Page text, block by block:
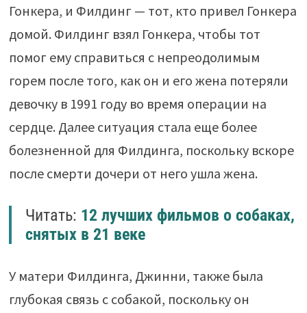
Гонкера, и Филдинг — тот, кто привел Гонкера
домой. Филдинг взял Гонкера, чтобы тот
помог ему справиться с непреодолимым
горем после того, как он и его жена потеряли
девочку в 1991 году во время операции на
сердце. Далее ситуация стала еще более
болезненной для Филдинга, поскольку вскоре
после смерти дочери от него ушла жена.
Читать: 12 лучших фильмов о собаках,
снятых в 21 веке
У матери Филдинга, Джинни, также была
глубокая связь с собакой, поскольку он